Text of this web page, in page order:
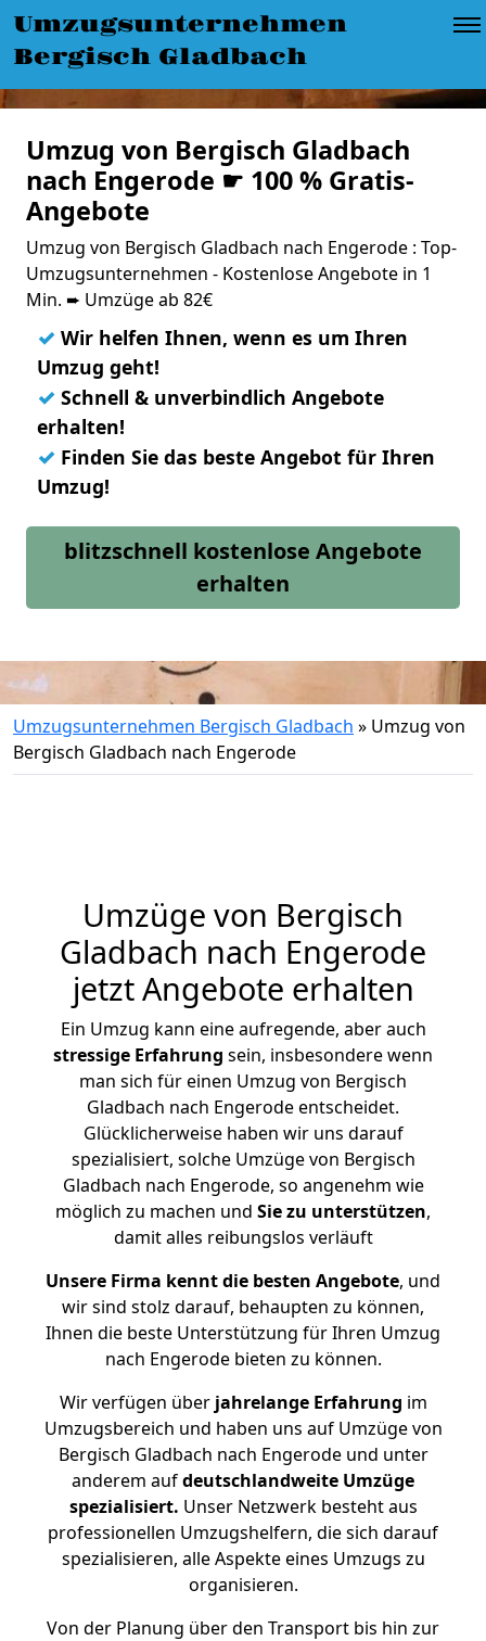
Umzugsunternehmen
Bergisch Gladbach
Umzug von Bergisch Gladbach
nach Engerode ☛ 100 % Gratis-
Angebote
Umzug von Bergisch Gladbach nach Engerode : Top-
Umzugsunternehmen - Kostenlose Angebote in 1
Min. ➨ Umzüge ab 82€
✓ Wir helfen Ihnen, wenn es um Ihren
Umzug geht!
✓ Schnell & unverbindlich Angebote
erhalten!
✓ Finden Sie das beste Angebot für Ihren
Umzug!
blitzschnell kostenlose Angebote
erhalten
Umzugsunternehmen Bergisch Gladbach » Umzug von
Bergisch Gladbach nach Engerode
Umzüge von Bergisch
Gladbach nach Engerode
jetzt Angebote erhalten
Ein Umzug kann eine aufregende, aber auch
stressige Erfahrung sein, insbesondere wenn
man sich für einen Umzug von Bergisch
Gladbach nach Engerode entscheidet.
Glücklicherweise haben wir uns darauf
spezialisiert, solche Umzüge von Bergisch
Gladbach nach Engerode, so angenehm wie
möglich zu machen und Sie zu unterstützen,
damit alles reibungslos verläuft
Unsere Firma kennt die besten Angebote, und
wir sind stolz darauf, behaupten zu können,
Ihnen die beste Unterstützung für Ihren Umzug
nach Engerode bieten zu können.
Wir verfügen überjahrelange Erfahrung im
Umzugsbereich und haben uns auf Umzüge von
Bergisch Gladbach nach Engerode und unter
anderem aufdeutschlandweite Umzüge
spezialisiert. Unser Netzwerk besteht aus
professionellen Umzugshelfern, die sich darauf
spezialisieren, alle Aspekte eines Umzugs zu
organisieren.
Von der Planung über den Transport bis hin zur